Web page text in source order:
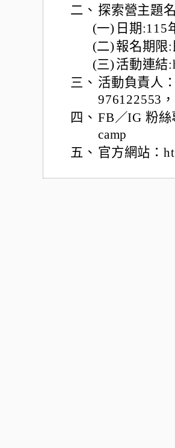
二、 探索營主題
(一) 日期:115
(二) 報名期限
(三) 活動連結
三、 活動負責人
976122553
四、 FB／IG 粉絲
camp
五、 官方網站：